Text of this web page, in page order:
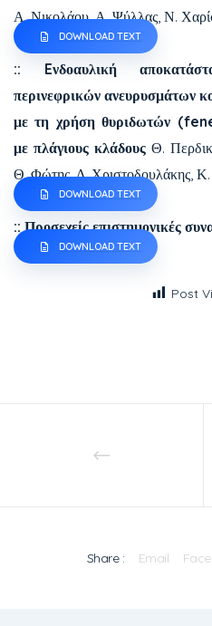
Α. Νικολάου, Α. Ψύλλας, Ν.
DOWNLOAD TEXT
:: Eνδοαυλική
περινεφρικών ανευρυσμάτων
με τη χρήση θυριδωτών
με πλάγιους κλάδους Θ.
Θ. Φώτης, Δ. Χριστοδουλάκης, Κ.
DOWNLOAD TEXT
:: Προσεχείς επιστημονικές
DOWNLOAD TEXT
Post
Share : Email